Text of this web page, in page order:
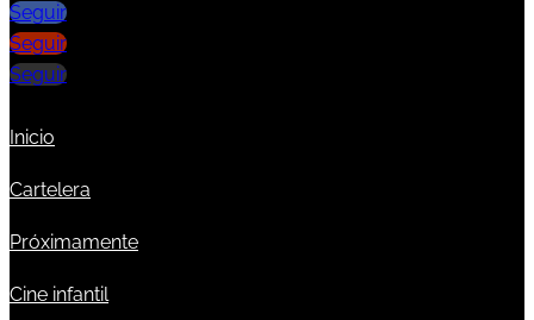
Seguir
Seguir
Seguir
Inicio
Cartelera
Próximamente
Cine infantil